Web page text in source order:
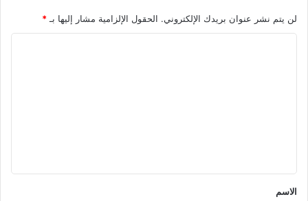
لن يتم نشر عنوان بريدك الإلكتروني. الحقول الإلزامية مشار إليها بـ*
*
الاسم